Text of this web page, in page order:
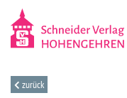
zurück